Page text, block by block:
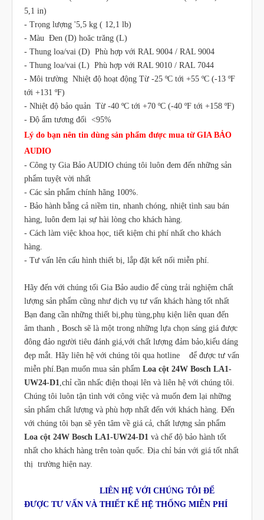
5,1 in)
- Trọng lượng '5,5 kg ( 12,1 lb)
- Màu Đen (D) hoăc trăng (L)
- Thung loa/vai (D) Phù hợp với RAL 9004 / RAL 9004
- Thung loa/vai (L) Phù hợp với RAL 9010 / RAL 7044
- Môi trường Nhiệt độ hoạt động Từ -25 ºC tới +55 ºC (-13 ºF
tới +131 ºF)
- Nhiệt độ bảo quản Từ -40 ºC tới +70 ºC (-40 ºF tới +158 ºF)
- Độ ẩm tương đối <95%
Lý do bạn nên tin dùng sản phẩm được mua từ GIA BẢO
AUDIO
- Công ty Gia Bảo AUDIO chúng tôi luôn đem đến những sản
phẩm tuyệt vời nhất
- Các sản phẩm chính hãng 100%.
- Bảo hành bằng cả niềm tin, nhanh chóng, nhiệt tình sau bán
hàng, luôn đem lại sự hài lòng cho khách hàng.
- Cách làm việc khoa học, tiết kiệm chi phí nhất cho khách
hàng.
- Tư vấn lên cấu hình thiết bị, lắp đặt kết nối miễn phí.
Hãy đến với chúng tối Gia Bảo audio để cùng trải nghiệm chất
lượng sản phẩm cũng như dịch vụ tư vấn khách hàng tốt nhất
Bạn đang cần những thiết bị,phụ tùng,phụ kiện liên quan đến
âm thanh , Bosch sẽ là một trong những lựa chọn sáng giá được
đông đảo người tiêu đánh giá,với chất lượng đảm bảo,kiểu dáng
đẹp mắt. Hãy liên hệ với chúng tôi qua hotline để được tư vấn
miễn phí.Bạn muốn mua sản phẩm Loa cột 24W Bosch LA1-
UW24-D1 ,chỉ cần nhấc điện thoại lên và liên hệ với chúng tôi.
Chúng tôi luôn tận tình với công việc và muốn đem lại những
sản phẩm chất lượng và phù hợp nhất đến với khách hàng. Đến
với chúng tôi bạn sẽ yên tâm về giá cả, chất lượng sản phẩm
Loa cột 24W Bosch LA1-UW24-D1 và chế độ bảo hành tốt
nhất cho khách hàng trên toàn quốc. Địa chỉ bán với giá tốt nhất
thị trường hiện nay.
LIÊN HỆ VỚI CHÚNG TÔI ĐỂ
ĐƯỢC TƯ VẤN VÀ THIẾT KẾ HỆ THỐNG MIỄN PHÍ